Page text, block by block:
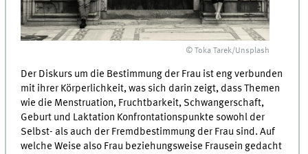
© Toka Tarek/Unsplash
Der Diskurs um die Bestimmung der Frau ist eng verbunden
mit ihrer Körperlichkeit, was sich darin zeigt, dass Themen
wie die Menstruation, Fruchtbarkeit, Schwangerschaft,
Geburt und Laktation Konfrontationspunkte sowohl der
Selbst- als auch der Fremdbestimmung der Frau sind. Auf
welche Weise also Frau beziehungsweise Frausein gedacht